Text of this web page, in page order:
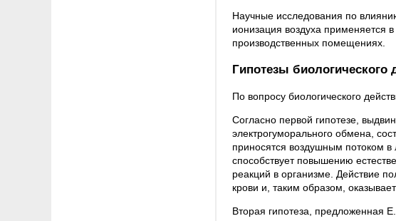
Научные исследования по
ионизация воздуха применяется
производственных помещениях.
Гипотезы биологического
По вопросу биологического
Согласно первой гипотезе,
электрогуморального обмена,
приносятся воздушным потоком
способствует повышению
реакций в организме. Действие
крови и, таким образом,
Вторая гипотеза, предложенная